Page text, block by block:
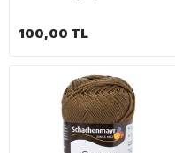
100,00 TL